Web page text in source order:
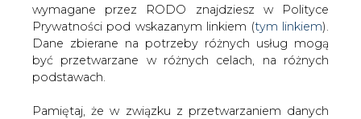
wymagane przez RODO znajdziesz w Polityce
Prywatności pod wskazanym linkiem (tym linkiem).
Dane zbierane na potrzeby różnych usług mogą
być przetwarzane w różnych celach, na różnych
podstawach.
Pamiętaj, że w związku z przetwarzaniem danych
Nie widać końca zwyżki